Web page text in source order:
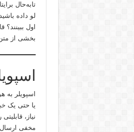
تابه‌حال
لو داده
اول
بخشی از
اسپویلر
یا حتی یک
نیاز،
مخفی ارسال